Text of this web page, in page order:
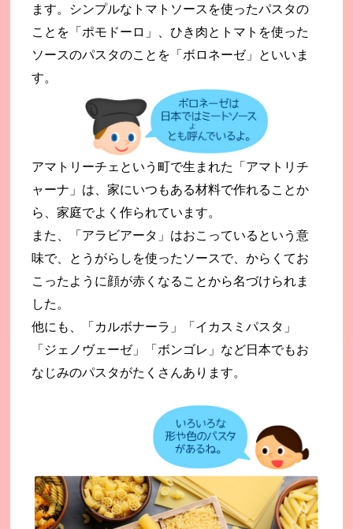
ます。シンプルなトマトソースを使ったパスタの
ことを「ポモドーロ」、ひき肉とトマトを使った
ソースのパスタのことを「ボロネーゼ」といいま
す。
アマトリーチェという町で生まれた「アマトリチ
ャーナ」は、家にいつもある材料で作れることか
ら、家庭でよく作られています。
また、「アラビアータ」はおこっているという意
味で、とうがらしを使ったソースで、からくてお
こったように顔が赤くなることから名づけられま
した。
他にも、「カルボナーラ」「イカスミパスタ」
「ジェノヴェーゼ」「ボンゴレ」など日本でもお
なじみのパスタがたくさんあります。